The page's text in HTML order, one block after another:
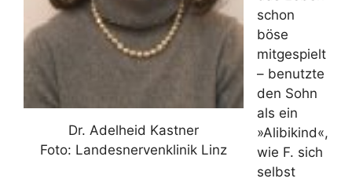
Dr. Adelheid Kastner
Foto: Landesnervenklinik Linz
schon
böse
mitgespielt
– benutzte
den Sohn
als ein
»Alibikind«,
wie F. sich
selbst